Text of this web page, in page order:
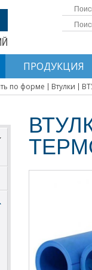
ПРОДУКЦИЯ
по форме Втулки